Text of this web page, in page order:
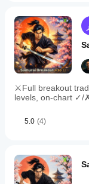
⚔️Full breakout
levels, on-chart ✓/
5.0 (4)